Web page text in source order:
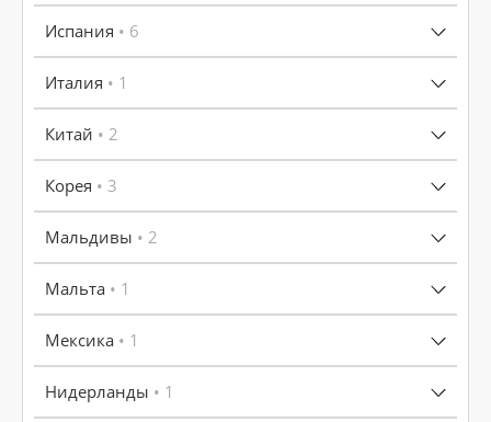
Испания • 6
Италия • 1
Китай • 2
Корея • 3
Мальдивы • 2
Мальта • 1
Мексика • 1
Нидерланды • 1